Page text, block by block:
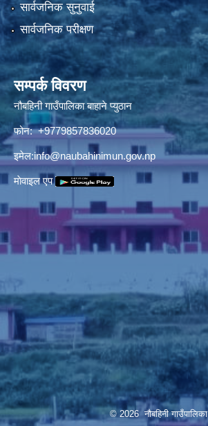
सार्वजनिक सुनुवाई
सार्वजनिक परीक्षण
सम्पर्क विवरण
नौबहिनी गाउँपालिका बाहाने प्युठान
फोन: +9779857836020
इमेल:info@naubahinimun.gov.np
माेवाइल एप
© 2026 नौबहिनी गाउँपालिका